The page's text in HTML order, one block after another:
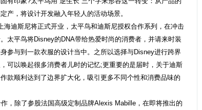
产，将设计开发融入年轻人的活动场景。
迪斯尼将正式开业，太平鸟和迪斯尼授权合作系列，在冲击
太平鸟将Disney的DNA带给热爱时尚的消费者，并请来时装
参与到一款衣服的设计当中。之所以选择与Disney进行跨界
可以唤起很多消费者儿时的记忆;更重要的是届时，关于迪斯
款顺利达到了边界扩大化，吸引更多不同个性和消费品味的
除了参股法国高级定制品牌Alexis Mabille，在即将推出的